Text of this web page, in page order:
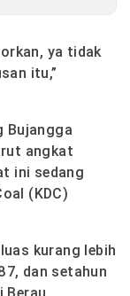
ya tidak
itu,”
Bujangga
angkat
ini sedang
(KDC)
kurang lebih
dan setahun